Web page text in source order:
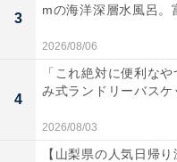
洗いましょう。また、
水滴を拭き取りましょ
洗ってください。ゴシ
を傷つけるためNGです
■洗顔・入浴後はすぐに
洗顔・入浴後は皮膚を
3
mの海洋深層水風呂。
2026/08/06
4
「これ絶対に便利な
み式ランドリーバスケ
2026/08/03
【山梨県の人気日帰